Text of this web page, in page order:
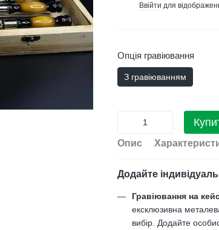
Ввійти для
Опція гравіювання
З гравіюванням
Опис
Додайте
Гравіювання на
ексклюзивна
вибір. Додайте